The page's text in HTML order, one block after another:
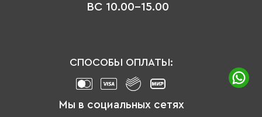
ВС 10.00-15.00
СПОСОБЫ ОПЛАТЫ:
Мы в социальных сетях